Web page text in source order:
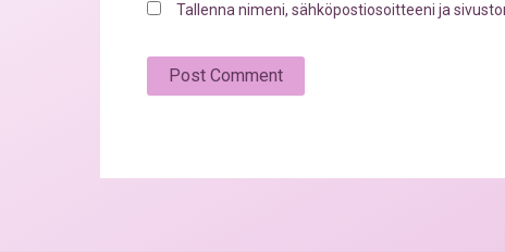
Tallenna nimeni, sähköpostiosoitteeni ja